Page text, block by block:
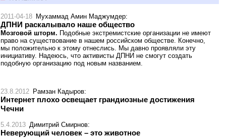
2011-04-18 Мухаммад Амин Маджумдер:
ДПНИ раскалывало наше общество
Мозговой шторм. Подобные экстремистские организации не имеют
право на существование в нашем российском обществе. Конечно,
мы положительно к этому отнеслись. Мы давно проявляли эту
инициативу. Надеюсь, что активисты ДПНИ не смогут создать
подобную организацию под новым названием.
23.8.2012 Рамзан Кадыров:
Интернет плохо освещает грандиозные достижения
Чечни
5.4.2013 Димитрий Смирнов:
Неверующий человек – это животное